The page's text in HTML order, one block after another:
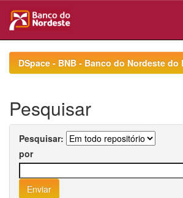
navigationDSpace - BNB - Banco do Nordeste do
Pesquisar
Pesquisar:
por